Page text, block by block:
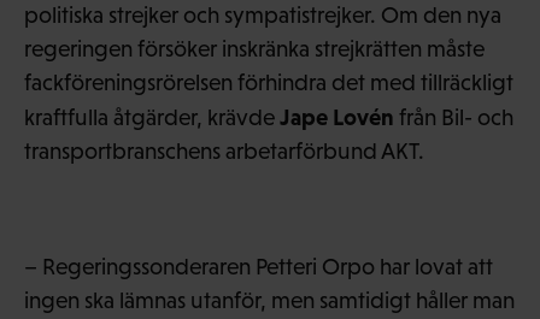
politiska strejker och sympatistrejker. Om den nya
regeringen försöker inskränka strejkrätten måste
fackföreningsrörelsen förhindra det med tillräckligt
kraftfulla åtgärder, krävdeJape Lovén från Bil- och
transportbranschens arbetarförbund AKT.
– Regeringssonderaren Petteri Orpo har lovat att
ingen ska lämnas utanför, men samtidigt håller man